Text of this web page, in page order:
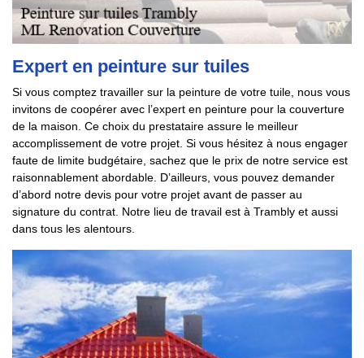
Expert en peinture sur tuiles
Si vous comptez travailler sur la peinture de votre tuile, nous vous
invitons de coopérer avec l’expert en peinture pour la couverture
de la maison. Ce choix du prestataire assure le meilleur
accomplissement de votre projet. Si vous hésitez à nous engager
faute de limite budgétaire, sachez que le prix de notre service est
raisonnablement abordable. D’ailleurs, vous pouvez demander
d’abord notre devis pour votre projet avant de passer au
signature du contrat. Notre lieu de travail est à Trambly et aussi
dans tous les alentours.